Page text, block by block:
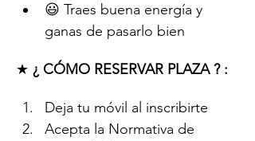
😃 Traes buena energía y
ganas de pasarlo bien
★ ¿ CÓMO RESERVAR PLAZA ? :
Deja tu móvil al inscribirte
Acepta la Normativa de